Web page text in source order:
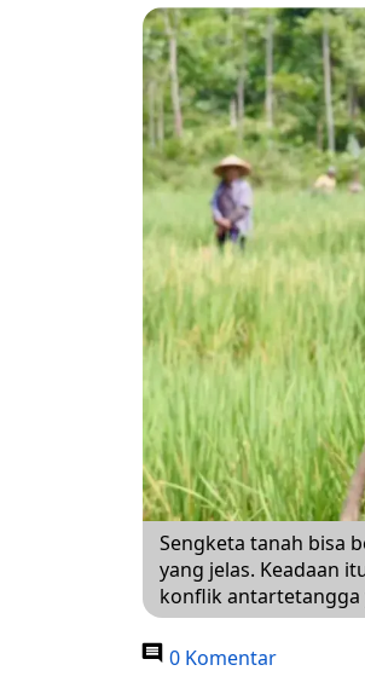
Sengketa tanah bisa
yang jelas. Keadaan
konflik antartetangga
0 Komentar